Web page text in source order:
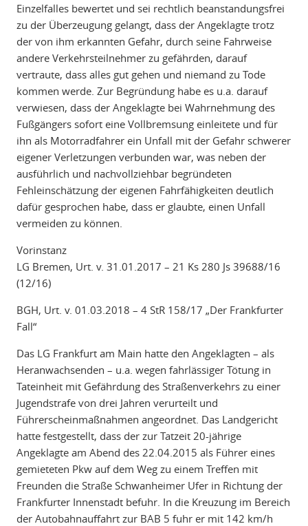
Einzelfalles bewertet und sei rechtlich beanstandungsfrei
zu der Überzeugung gelangt, dass der Angeklagte trotz
der von ihm erkannten Gefahr, durch seine Fahrweise
andere Verkehrsteilnehmer zu gefährden, darauf
vertraute, dass alles gut gehen und niemand zu Tode
kommen werde. Zur Begründung habe es u.a. darauf
verwiesen, dass der Angeklagte bei Wahrnehmung des
Fußgängers sofort eine Vollbremsung einleitete und für
ihn als Motorradfahrer ein Unfall mit der Gefahr schwerer
eigener Verletzungen verbunden war, was neben der
ausführlich und nachvollziehbar begründeten
Fehleinschätzung der eigenen Fahrfähigkeiten deutlich
dafür gesprochen habe, dass er glaubte, einen Unfall
vermeiden zu können.
Vorinstanz
LG Bremen, Urt. v. 31.01.2017 – 21 Ks 280 Js 39688/16
(12/16)
BGH, Urt. v. 01.03.2018 – 4 StR 158/17 „Der Frankfurter
Fall“
Das LG Frankfurt am Main hatte den Angeklagten – als
Heranwachsenden – u.a. wegen fahrlässiger Tötung in
Tateinheit mit Gefährdung des Straßenverkehrs zu einer
Jugendstrafe von drei Jahren verurteilt und
Führerscheinmaßnahmen angeordnet. Das Landgericht
hatte festgestellt, dass der zur Tatzeit 20-jährige
Angeklagte am Abend des 22.04.2015 als Führer eines
gemieteten Pkw auf dem Weg zu einem Treffen mit
Freunden die Straße Schwanheimer Ufer in Richtung der
Frankfurter Innenstadt befuhr. In die Kreuzung im Bereich
der Autobahnauffahrt zur BAB 5 fuhr er mit 142 km/h